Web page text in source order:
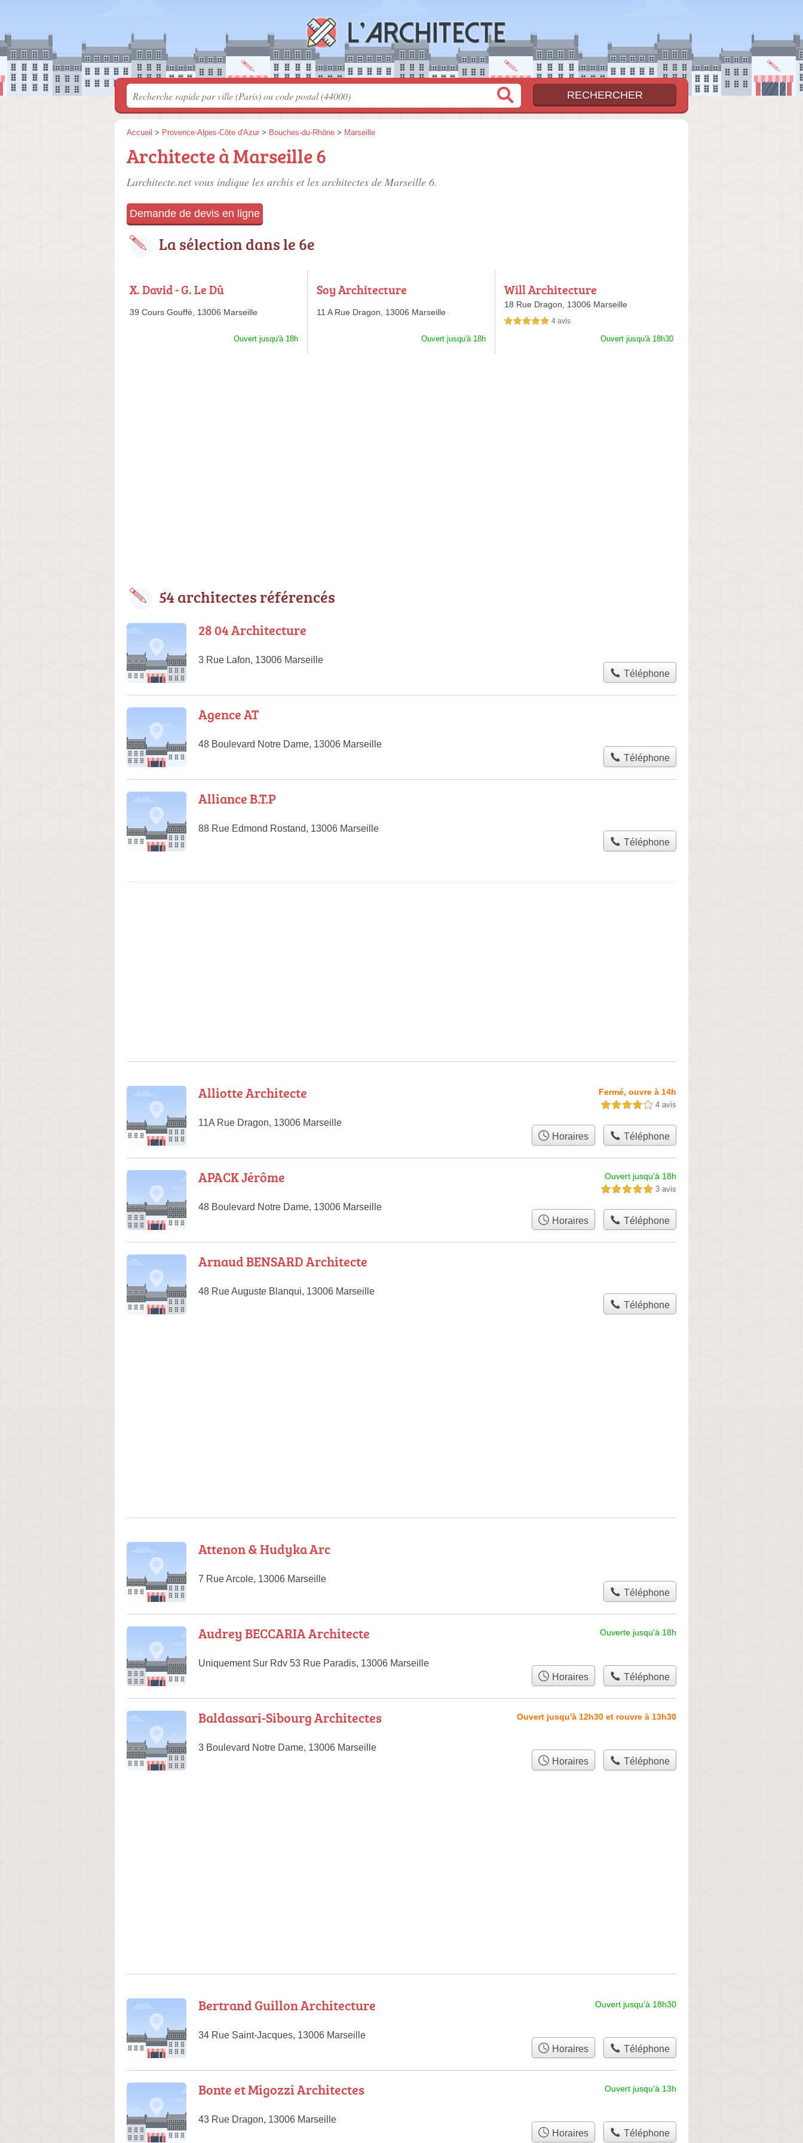
Accueil > Provence-Alpes-Côte d'Azur > Bouches-du-Rhône > Marseille
Architecte à Marseille 6
Larchitecte.net vous indique les archis et les architectes de Marseille 6.
Demande de devis en ligne
La sélection dans le 6e
X. David - G. Le Dû
39 Cours Gouffé, 13006 Marseille
Ouvert jusqu'à 18h
Soy Architecture
11 A Rue Dragon, 13006 Marseille
Ouvert jusqu'à 18h
Will Architecture
18 Rue Dragon, 13006 Marseille
5,0 étoiles sur 5 4 avis
Ouvert jusqu'à 18h30
54 architectes référencés
28 04 Architecture
3 Rue Lafon, 13006 Marseille
Téléphone
Agence AT
48 Boulevard Notre Dame, 13006 Marseille
Téléphone
Alliance B.T.P
88 Rue Edmond Rostand, 13006 Marseille
Téléphone
Alliotte Architecte
11A Rue Dragon, 13006 Marseille
Fermé, ouvre à 14h
4,0 étoiles sur 5 4 avis
Horaires Téléphone
APACK Jérôme
48 Boulevard Notre Dame, 13006 Marseille
Ouvert jusqu'à 18h
5,0 étoiles sur 5 3 avis
Horaires Téléphone
Arnaud BENSARD Architecte
48 Rue Auguste Blanqui, 13006 Marseille
Téléphone
Attenon & Hudyka Arc
7 Rue Arcole, 13006 Marseille
Téléphone
Audrey BECCARIA Architecte
Uniquement Sur Rdv 53 Rue Paradis, 13006 Marseille
Ouverte jusqu'à 18h
Horaires Téléphone
Baldassari-Sibourg Architectes
3 Boulevard Notre Dame, 13006 Marseille
Ouvert jusqu'à 12h30 et rouvre à 13h30
Horaires Téléphone
Bertrand Guillon Architecture
34 Rue Saint-Jacques, 13006 Marseille
Ouvert jusqu'à 18h30
Horaires Téléphone
Bonte et Migozzi Architectes
43 Rue Dragon, 13006 Marseille
Ouvert jusqu'à 13h
Horaires Téléphone